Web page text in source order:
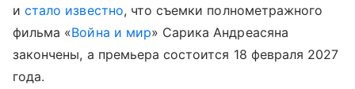
истало известно, что съемки полнометражного
фильма «Война и мир» Сарика Андреасяна
закончены, а премьера состоится 18 февраля 2027
года.